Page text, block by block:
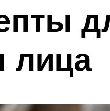
лица